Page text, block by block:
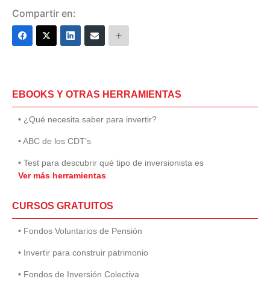
Compartir en:
EBOOKS Y OTRAS HERRAMIENTAS
• ¿Qué necesita saber para invertir?
• ABC de los CDT’s
• Test para descubrir qué tipo de inversionista es
Ver más herramientas
CURSOS GRATUITOS
• Fondos Voluntarios de Pensión
• Invertir para construir patrimonio
• Fondos de Inversión Colectiva